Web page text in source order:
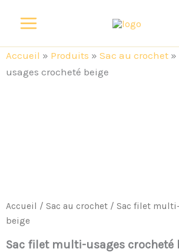
Accueil » Produits » Sac au crochet »
usages crocheté beige
Accueil / Sac au crochet / Sac filet
beige
Sac filet multi-usages crocheté